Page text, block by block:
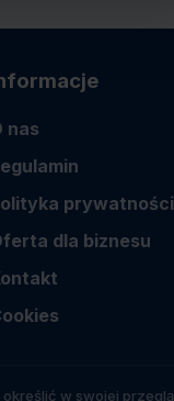
nas
prywatności
dla biznesu
w swojej